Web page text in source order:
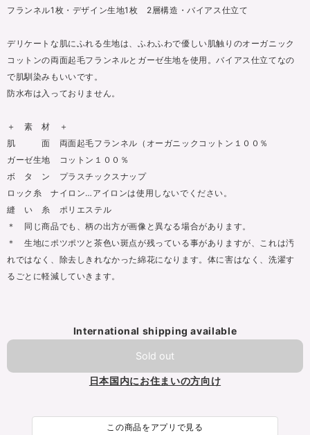
フランネル1枚・デザイン生地1枚 2層構造・バイアス仕立て
デリケートな肌にふれる生地は、ふわふわで優しい肌触りのオーガニック
コットンの両面起毛フランネルとガーゼ生地を使用。バイアス仕立てなの
で肌馴染みもいいです。
防水布は入っておりません。
＋ 素 材 ＋
肌 面 両面起毛フランネル（オーガニックコットン１００％
ガーゼ生地 コットン１００％
ボ タ ン プラスチックスナップ
ロック糸 ナイロン…アイロンは使用しないでください。
縫 い 糸 ポリエステル
＊ 同じ商品でも、柄の出方が画像と異なる場合があります。
＊ 生地にポツポツと茶色い斑点が残っている事がありますが、これは汚
れではなく、除去しきれなかった綿花になります。体に害はなく、洗濯す
るごとに軽減していきます。
International shipping available
Sold out
日本国内にお住まいの方向け
この商品をアプリで見る